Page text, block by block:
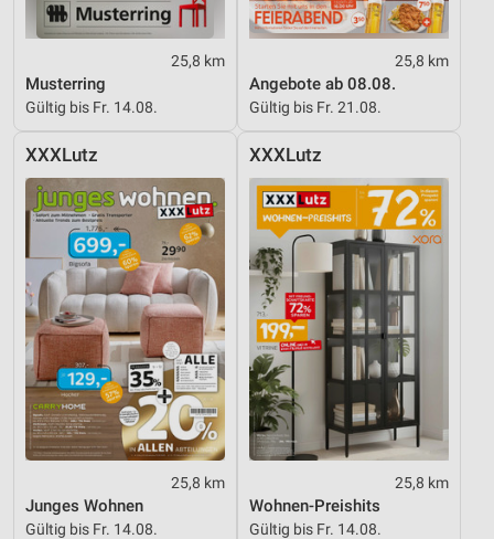
25,8 km
Musterring
Gültig bis Fr. 14.08.
25,8 km
Angebote ab 08.08.
Gültig bis Fr. 21.08.
XXXLutz
25,8 km
Junges Wohnen
Gültig bis Fr. 14.08.
XXXLutz
25,8 km
Wohnen-Preishits
Gültig bis Fr. 14.08.